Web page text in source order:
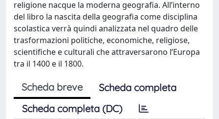
religione nacque la moderna geografia. All’interno
del libro la nascita della geografia come disciplina
scolastica verrà quindi analizzata nel quadro delle
trasformazioni politiche, economiche, religiose,
scientifiche e culturali che attraversarono l’Europa
tra il 1400 e il 1800.
Scheda breve
Scheda completa
Scheda completa (DC)